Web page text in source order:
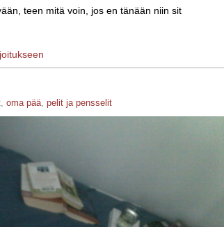
teen mitä voin, jos en tänään niin sit
, oma pää, pelit ja pensselit